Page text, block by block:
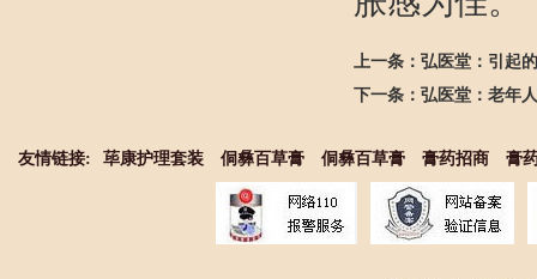
上一条： 弘医堂：引起
下一条： 弘医堂：老年
友情链接: 荜康护理套装 侗彝百草膏 侗彝百草膏 膏药招商 膏